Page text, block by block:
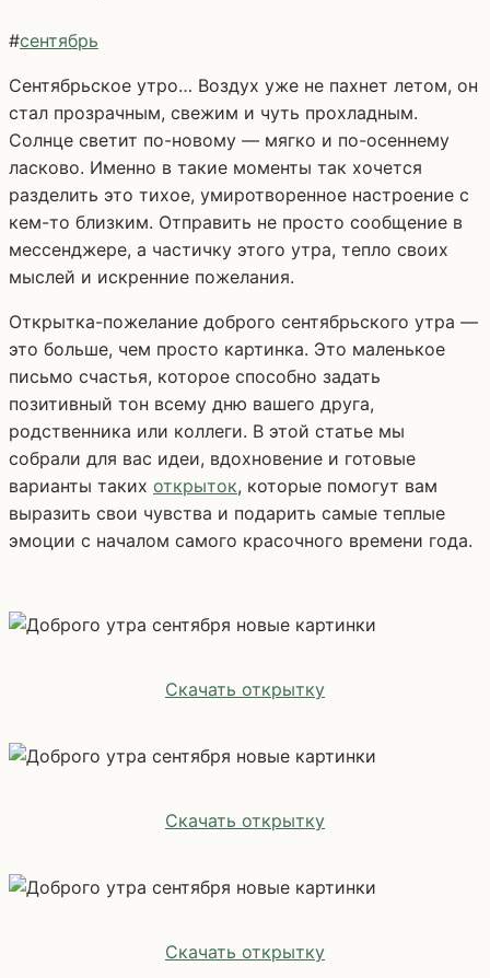
#сентябрь
Cентябрьское утро… Воздух уже не пахнет летом, он
стал прозрачным, свежим и чуть прохладным.
Солнце светит по-новому — мягко и по-осеннему
ласково. Именно в такие моменты так хочется
разделить это тихое, умиротворенное настроение с
кем-то близким. Отправить не просто сообщение в
мессенджере, а частичку этого утра, тепло своих
мыслей и искренние пожелания.
Открытка-пожелание доброго сентябрьского утра —
это больше, чем просто картинка. Это маленькое
письмо счастья, которое способно задать
позитивный тон всему дню вашего друга,
родственника или коллеги. В этой статье мы
собрали для вас идеи, вдохновение и готовые
варианты таких открыток, которые помогут вам
выразить свои чувства и подарить самые теплые
эмоции с началом самого красочного времени года.
Скачать открытку
Скачать открытку
Скачать открытку